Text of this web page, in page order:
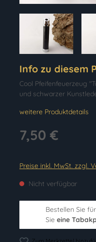
Info zu diesem
Cool Pfeifenfeuerzeug
und schwarzer
weitere Produktdetails
7,50 €
Preise inkl. MwSt. zzgl.
Nicht verfügbar
Bestellen Sie
Sie eine